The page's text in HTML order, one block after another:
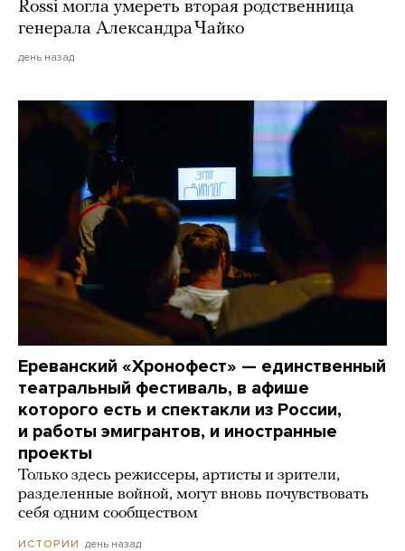
Rossi могла умереть вторая родственница
генерала Александра Чайко
день назад
Ереванский «Хронофест» — единственный
театральный фестиваль, в афише
которого есть и спектакли из России,
и работы эмигрантов, и иностранные
проекты
Только здесь режиссеры, артисты и зрители,
разделенные войной, могут вновь почувствовать
себя одним сообществом
ИСТОРИИ день назад